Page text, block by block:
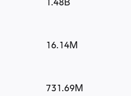
16.14M
731.69M